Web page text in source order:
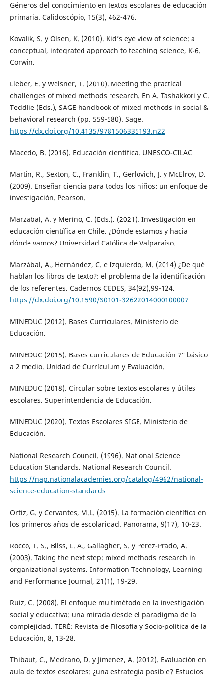
Géneros del conocimiento en textos escolares de educación
primaria. Calidoscópio, 15(3), 462-476.
Kovalik, S. y Olsen, K. (2010). Kid’s eye view of science: a
conceptual, integrated approach to teaching science, K-6.
Corwin.
Lieber, E. y Weisner, T. (2010). Meeting the practical
challenges of mixed methods research. En A. Tashakkori y C.
Teddlie (Eds.), SAGE handbook of mixed methods in social &
behavioral research (pp. 559-580). Sage.
https://dx.doi.org/10.4135/9781506335193.n22
Macedo, B. (2016). Educación científica. UNESCO-CILAC
Martin, R., Sexton, C., Franklin, T., Gerlovich, J. y McElroy, D.
(2009). Enseñar ciencia para todos los niños: un enfoque de
investigación. Pearson.
Marzabal, A. y Merino, C. (Eds.). (2021). Investigación en
educación científica en Chile. ¿Dónde estamos y hacia
dónde vamos? Universidad Católica de Valparaíso.
Marzábal, A., Hernández, C. e Izquierdo, M. (2014) ¿De qué
hablan los libros de texto?: el problema de la identificación
de los referentes. Cadernos CEDES, 34(92),99-124.
https://dx.doi.org/10.1590/S0101-32622014000100007
MINEDUC (2012). Bases Curriculares. Ministerio de
Educación.
MINEDUC (2015). Bases curriculares de Educación 7° básico
a 2 medio. Unidad de Currículum y Evaluación.
MINEDUC (2018). Circular sobre textos escolares y útiles
escolares. Superintendencia de Educación.
MINEDUC (2020). Textos Escolares SIGE. Ministerio de
Educación.
National Research Council. (1996). National Science
Education Standards. National Research Council.
https://nap.nationalacademies.org/catalog/4962/national-
science-education-standards
Ortiz, G. y Cervantes, M.L. (2015). La formación científica en
los primeros años de escolaridad. Panorama, 9(17), 10-23.
Rocco, T. S., Bliss, L. A., Gallagher, S. y Perez-Prado, A.
(2003). Taking the next step: mixed methods research in
organizational systems. Information Technology, Learning
and Performance Journal, 21(1), 19-29.
Ruiz, C. (2008). El enfoque multimétodo en la investigación
social y educativa: una mirada desde el paradigma de la
complejidad. TERÉ: Revista de Filosofía y Socio-política de la
Educación, 8, 13-28.
Thibaut, C., Medrano, D. y Jiménez, A. (2012). Evaluación en
aula de textos escolares: ¿una estrategia posible? Estudios